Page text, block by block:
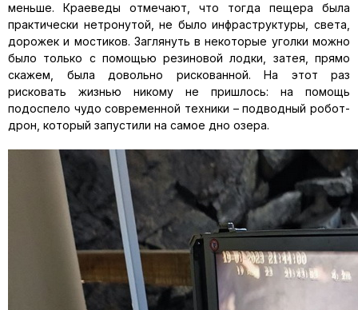
меньше. Краеведы отмечают, что тогда пещера была
практически нетронутой, не было инфраструктуры, света,
дорожек и мостиков. Заглянуть в некоторые уголки можно
было только с помощью резиновой лодки, затея, прямо
скажем, была довольно рискованной. На этот раз
рисковать жизнью никому не пришлось: на помощь
подоспело чудо современной техники – подводный робот-
дрон, который запустили на самое дно озера.